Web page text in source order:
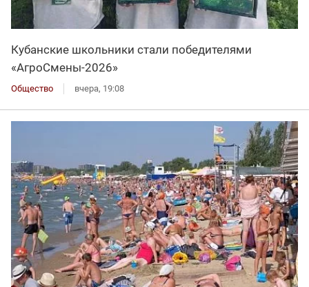
Кубанские школьники стали победителями
«АгроСмены-2026»
Общество вчера, 19:08